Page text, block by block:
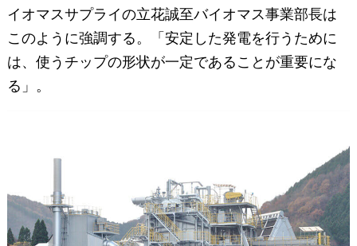
イオマスサプライの立花誠至バイオマス事業部長は
このように強調する。「安定した発電を行うために
は、使うチップの形状が一定であることが重要にな
る」。